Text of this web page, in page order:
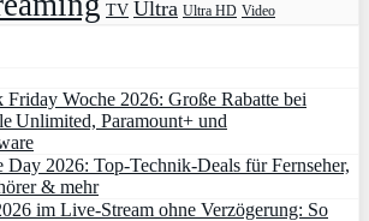
TV Ultra Ultra HD Video
Woche 2026: Große Rabatte bei
Unlimited, Paramount+ und
Day 2026: Top-Technik-Deals für Fernseher,
& mehr
im Live-Stream ohne Verzögerung: So